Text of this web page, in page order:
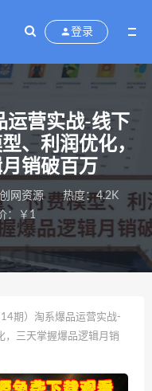
登录
运营实战-线下
、利润优化，
销破百万
网资源
热度：4.2K
：￥1
期）淘系爆品运营实战-
，三天掌握爆品逻辑月销